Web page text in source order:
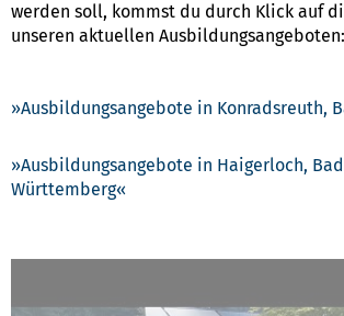
werden soll, kommst du durch Klick auf
unseren aktuellen Ausbildungsangeboten:
Ausbildungsangebote in Konradsreuth,
Ausbildungsangebote in Haigerloch,
Württemberg